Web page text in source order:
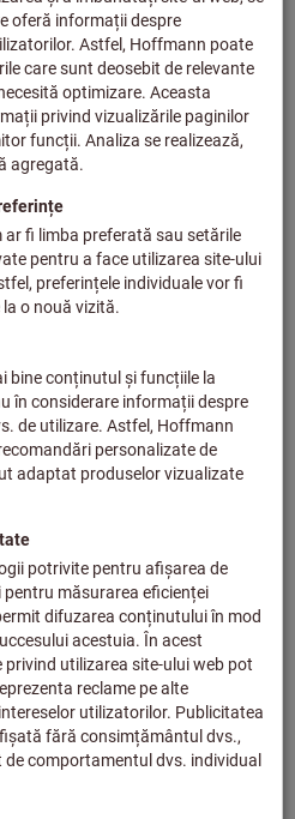
de afaceri după
2-3 săptămâni
de termenul de livrare și de
pentru dvs. direct de la
nu face parte din gama noastră
nu este în stocul nostru.Info